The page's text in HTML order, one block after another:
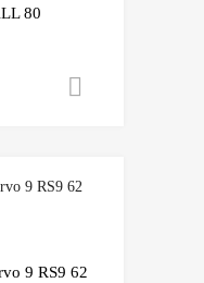
80
9 RS9 62